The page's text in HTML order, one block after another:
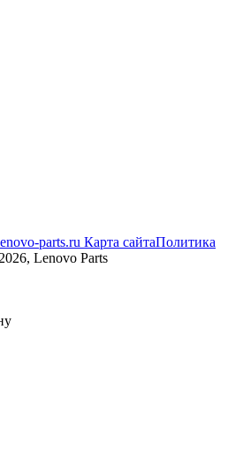
parts.ru Карта сайтаПолитика
Lenovo Parts